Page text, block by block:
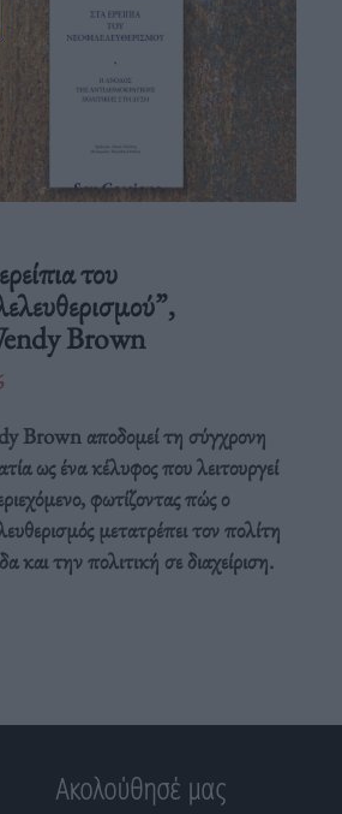
του
Brown
Brown αποδομεί τη σύγχρονη
ως ένα κέλυφος που λειτουργεί
φωτίζοντας πώς ο
μετατρέπει τον πολίτη
και την πολιτική σε διαχείριση.
Ακολούθησέ μας